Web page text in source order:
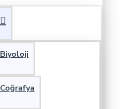
Biyoloji
Coğrafya